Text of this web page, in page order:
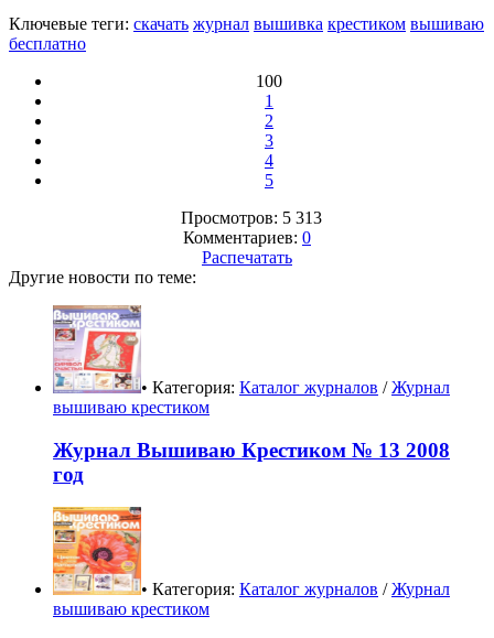
Ключевые теги: скачать журнал вышивка крестиком вышиваю
бесплатно
100
1
2
3
4
5
Просмотров: 5 313
Комментариев: 0
Распечатать
Другие новости по теме:
• Категория: Каталог журналов /Журнал
вышиваю крестиком
Журнал Вышиваю Крестиком № 13 2008
год
• Категория: Каталог журналов /Журнал
вышиваю крестиком